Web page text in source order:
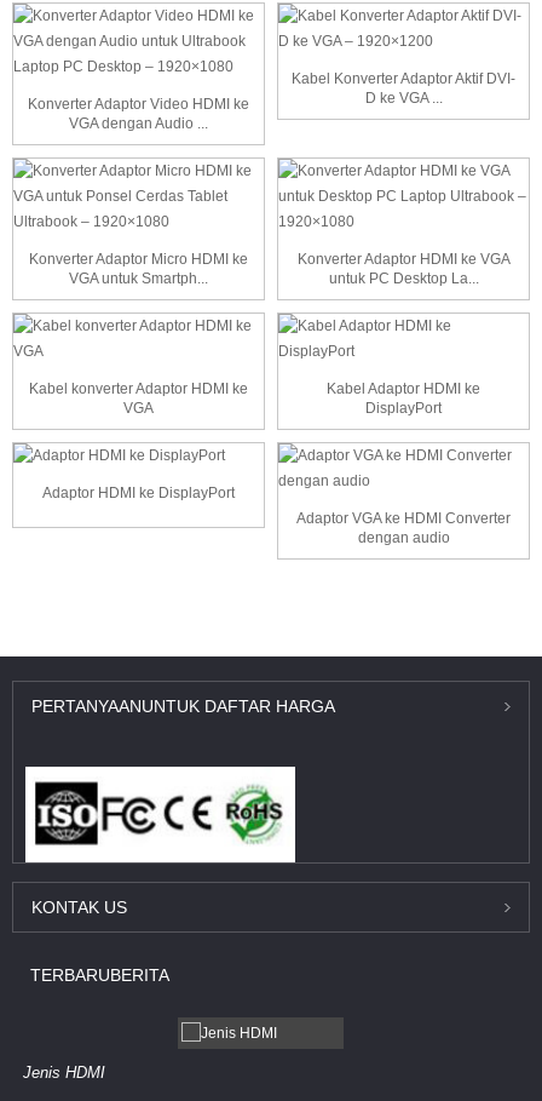
Konverter Adaptor Video HDMI ke
VGA dengan Audio ...
Kabel Konverter Adaptor Aktif DVI-
D ke VGA ...
Konverter Adaptor Micro HDMI ke
VGA untuk Smartph...
Konverter Adaptor HDMI ke VGA
untuk PC Desktop La...
Kabel konverter Adaptor HDMI ke
VGA
Kabel Adaptor HDMI ke
DisplayPort
Adaptor HDMI ke DisplayPort
Adaptor VGA ke HDMI Converter
dengan audio
PERTANYAANUNTUK DAFTAR HARGA
KONTAK US
TERBARUBERITA
Jenis HDMI